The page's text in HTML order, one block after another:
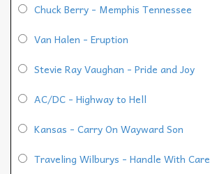
Chuck Berry - Memphis Tennessee
Van Halen - Eruption
Stevie Ray Vaughan - Pride and Joy
AC/DC - Highway to Hell
Kansas - Carry On Wayward Son
Traveling Wilburys - Handle With Care